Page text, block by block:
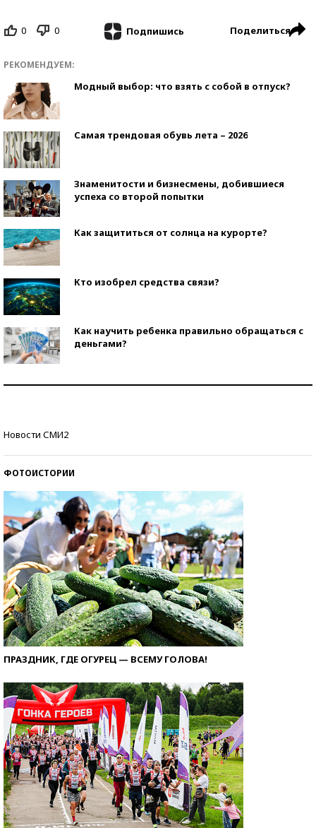
0 0 Подпишись Поделиться
РЕКОМЕНДУЕМ:
Модный выбор: что взять с собой в отпуск?
Самая трендовая обувь лета – 2026
Знаменитости и бизнесмены, добившиеся
успеха со второй попытки
Как защититься от солнца на курорте?
Кто изобрел средства связи?
Как научить ребенка правильно обращаться с
деньгами?
Новости СМИ2
ФОТОИСТОРИИ
ПРАЗДНИК, ГДЕ ОГУРЕЦ — ВСЕМУ ГОЛОВА!